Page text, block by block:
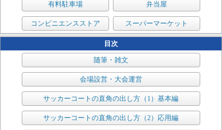
有料駐車場 弁当屋
コンビニエンスストア スーパーマーケット
目次
随筆・雑文
会場設営・大会運営
サッカーコートの直角の出し方（1）基本編
サッカーコートの直角の出し方（2）応用編